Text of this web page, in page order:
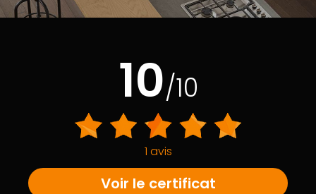
10/10
1 avis
Voir le certificat